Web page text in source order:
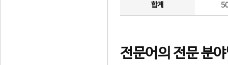
합계
전문어의 전문 분